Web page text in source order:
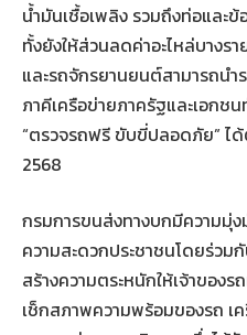
น้ำมันเชื้อเพลิง รวมถึงท่อและ
ทั้งยังให้ส่วนลดค่าอะไหล่บางร
และรถจักรยานยนต์สามารถนำ
ภาคีเครือข่ายภาครัฐและเอกช
“ตรวจรถฟรี ขับขี่ปลอดภัย” ไ
2568
กรมการขนส่งทางบกมีความมุ่ง
ความสะดวกประชาชนโดยร่วม
สร้างความตระหนักให้เจ้าของ
เช็กสภาพความพร้อมของรถ